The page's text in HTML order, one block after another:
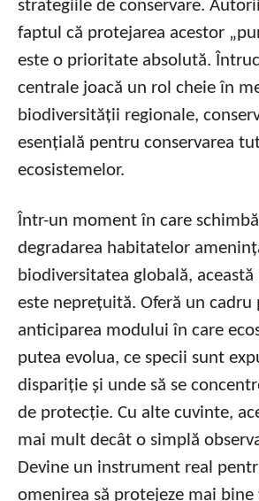
strategiile de conservare.
faptul că protejarea acestor
este o prioritate absolută.
centrale joacă un rol cheie în
biodiversității regionale,
esențială pentru conservarea
ecosistemelor.
Într-un moment în care
degradarea habitatelor
biodiversitatea globală,
este neprețuită. Oferă un cadru
anticiparea modului în care
putea evolua, ce specii sunt
dispariție și unde să se
de protecție. Cu alte cuvinte,
mai mult decât o simplă
Devine un instrument real
omenirea să protejeze mai